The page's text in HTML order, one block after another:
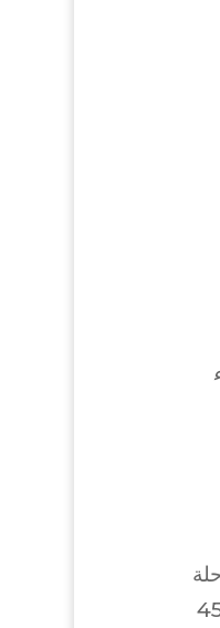
الأولية إلى مزرعة القهوة + التأرجح ، وتستغرق الرحلة حوالي 45